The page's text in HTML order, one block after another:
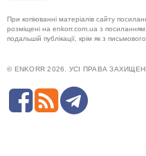
При копіюванні матеріалів сайту
розміщені на enkorr.com.ua з
подальшій публікації, крім як з
© ENKORR 2026. УСІ ПРАВА ЗАХИЩЕНІ.